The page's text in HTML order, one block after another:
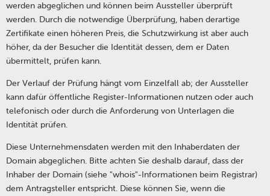
werden abgeglichen und können beim Aussteller überprüft
werden. Durch die notwendige Überprüfung, haben derartige
Zertifikate einen höheren Preis, die Schutzwirkung ist aber auch
höher, da der Besucher die Identität dessen, dem er Daten
übermittelt, prüfen kann.
Der Verlauf der Prüfung hängt vom Einzelfall ab; der Aussteller
kann dafür öffentliche Register-Informationen nutzen oder auch
telefonisch oder durch die Anforderung von Unterlagen die
Identität prüfen.
Diese Unternehmensdaten werden mit den Inhaberdaten der
Domain abgeglichen. Bitte achten Sie deshalb darauf, dass der
Inhaber der Domain (siehe "whois"-Informationen beim Registrar)
dem Antragsteller entspricht. Diese können Sie, wenn die